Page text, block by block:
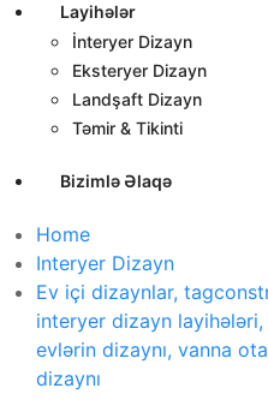
Layihələr
İnteryer Dizayn
Eksteryer Dizayn
Landşaft Dizayn
Təmir & Tikinti
Bizimlə Əlaqə
Home
Interyer Dizayn
Ev içi dizaynlar,
interyer dizayn
evlərin dizaynı, vanna
dizaynı